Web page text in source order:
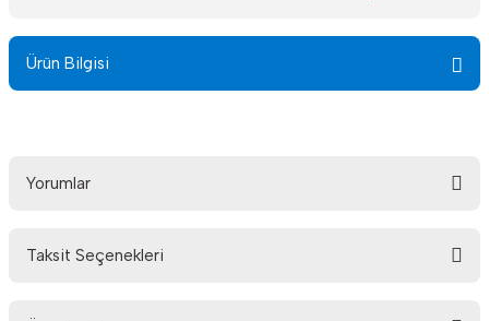
Ürün Bilgisi
Yorumlar
Taksit Seçenekleri